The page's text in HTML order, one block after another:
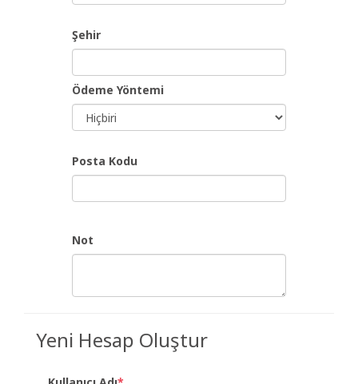
Şehir
Ödeme Yöntemi
Posta Kodu
Not
Yeni Hesap Oluştur